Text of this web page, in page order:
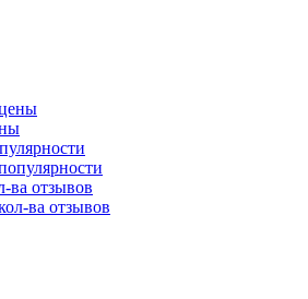
отзывов
ва отзывов